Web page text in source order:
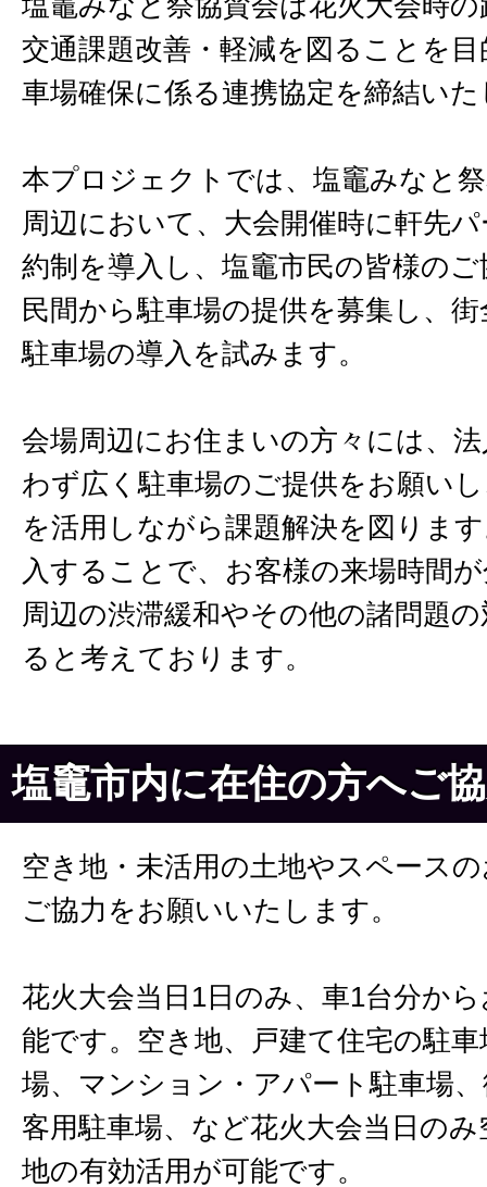
交通課題改善・軽減を図ることを
車場確保に係る連携協定を締結い
本プロジェクトでは、塩竈みなと
周辺において、大会開催時に軒先
約制を導入し、塩竈市民の皆様の
民間から駐車場の提供を募集し、
駐車場の導入を試みます。
会場周辺にお住まいの方々には、
わず広く駐車場のご提供をお願い
を活用しながら課題解決を図りま
入することで、お客様の来場時間
周辺の渋滞緩和やその他の諸問題
ると考えております。
塩竈市内に在住の方へご
空き地・未活用の土地やスペース
ご協力をお願いいたします。
花火大会当日1日のみ、車1台分か
能です。空き地、戸建て住宅の駐
場、マンション・アパート駐車場
客用駐車場、など花火大会当日の
地の有効活用が可能です。